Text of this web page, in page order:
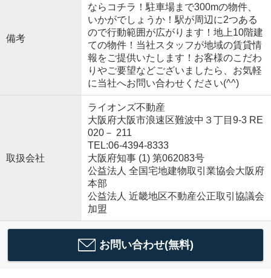
備考
ならコチラ！駐車場まで300mの物件、
いかがでしょうか！駅が周辺に2つある
ので行動範囲が広がります！地上10階建
ての物件！当社スタッフが地域の賃貸情
報をご提供いたします！お客様のこだわ
りやご要望などございましたら、お気軽
に当社へお問い合わせください(^^)
取扱会社
ライオンズ不動産
大阪府大阪市浪速区難波中３丁目9-3 RE
020－ 211
TEL:06-4394-8333
大阪府知事 (1) 第062083号
公益法人 全国宅地建物取引業協会大阪府
本部
公益法人 近畿地区不動産公正取引協議会
加盟
お問い合わせ(無料)